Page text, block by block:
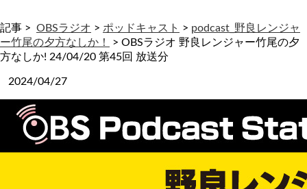
記事 > OBSラジオ > ポッドキャスト > podcast_野良レンジャ
ー竹尾の夕方なしか！
> OBSラジオ 野良レンジャー竹尾の夕
方なしか! 24/04/20 第45回 放送分
2024/04/27